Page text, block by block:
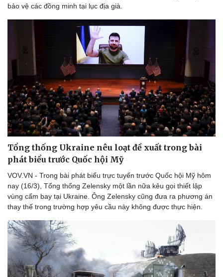
bảo vệ các đồng minh tại lục địa già.
Tổng thống Ukraine nêu loạt đề xuất trong bài
phát biểu trước Quốc hội Mỹ
VOV.VN - Trong bài phát biểu trực tuyến trước Quốc hội Mỹ hôm
nay (16/3), Tổng thống Zelensky một lần nữa kêu gọi thiết lập
vùng cấm bay tại Ukraine. Ông Zelensky cũng đưa ra phương án
thay thế trong trường hợp yêu cầu này không được thực hiện.